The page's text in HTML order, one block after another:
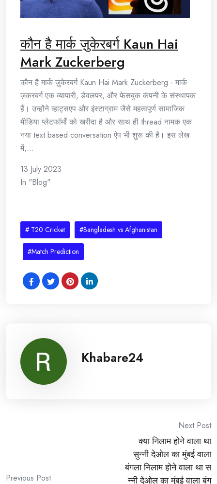
कौन है मार्क ज़ुकेरबर्ग Kaun Hai
Mark Zuckerberg
कौन है मार्क ज़ुकेरबर्ग Kaun Hai Mark Zuckerberg - मार्क
ज़करबर्ग एक व्यापारी, डेवलपर, और फेसबुक कंपनी के संस्थापक
हैं। उन्होंने व्हाट्सएप और इंस्टाग्राम जैसे महत्वपूर्ण सामाजिक
मीडिया प्लेटफॉर्मों को खरीदा है और साथ ही thread नामक एक
नया text based conversation ऐप भी शुरू की है। इस लेख
में,…
13 July 2023
In "Blog"
# T20 Cricket #Bangladesh vs Afghanistan
#Match Prediction
Khabare24
Previous Post
Next Post
क्या निलाम होने वाला था
सुन्नी देओल का मुंबई वाला
बंगला निलाम होने वाला था स
न्नी देओल का मुंबई वाला बंग